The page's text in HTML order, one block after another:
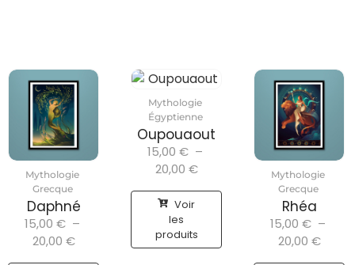
Mythologie
Grecque
Daphné
15,00 € –
20,00 €
Mythologie
Égyptienne
Oupouaout
15,00 € –
20,00 €
Voir
les
produits
Mythologie
Grecque
Rhéa
15,00 € –
20,00 €